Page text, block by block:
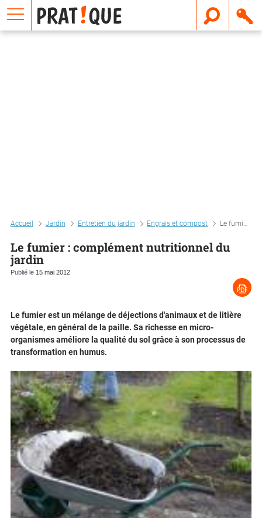
Accueil Jardin Entretien du jardin Engrais et compost Le fumier : complément nutritionnel du jardin
Le fumier : complément nutritionnel du
jardin
Publié le 15 mai 2012
Le fumier est un mélange de déjections d'animaux et de litière
végétale, en général de la paille. Sa richesse en micro-
organismes améliore la qualité du sol grâce à son processus de
transformation en humus.
E
m
a